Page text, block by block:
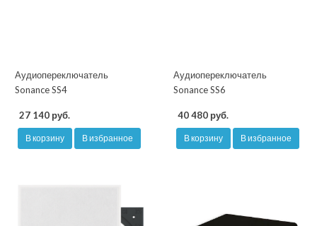
Аудиопереключатель
Sonance SS4
27 140 руб.
В корзину В избранное
Аудиопереключатель
Sonance SS6
40 480 руб.
В корзину В избранное